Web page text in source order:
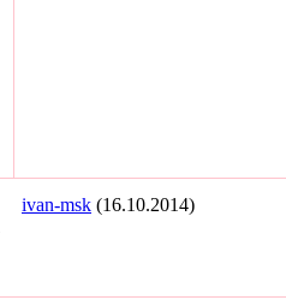
ivan-msk (16.10.2014)